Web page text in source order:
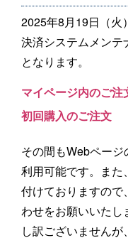
2025年8月19日（火
決済システムメンテ
となります。
マイページ内のご注
初回購入のご注文
その間もWebペー
利用可能です。ま
付けておりますの
わせをお願いいた
し訳ございません